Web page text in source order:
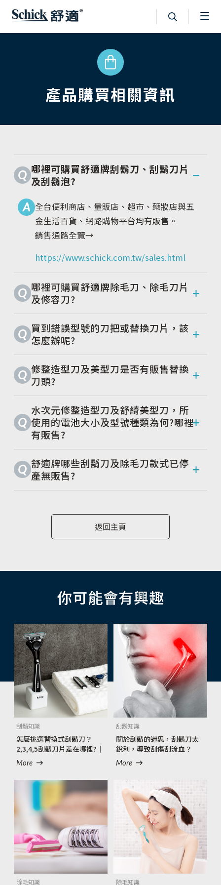
產品購買相關資訊
Q 哪裡可購買舒適牌刮鬍刀、刮鬍刀片
及刮鬍泡?
A 全台便利商店、量販店、超市、藥妝店與五
金生活百貨、網路購物平台均有販售。
銷售通路全覽→
https://www.schick.com.tw/sales.html
Q 哪裡可購買舒適牌除毛刀、除毛刀片
及修容刀?
Q 買到錯誤型號的刀把或替換刀片，該
怎麼辦呢?
Q 修整造型刀及美型刀是否有販售替換
刀頭?
Q
水次元修整造型刀及舒綺美型刀，所
使用的電池大小及型號種類為何?哪裡
有販售?
Q 舒適牌哪些刮鬍刀及除毛刀款式已停
產無販售?
返回主頁
你可能會有興趣
刮鬍知識
怎麼挑選替換式刮鬍刀？
2,3,4,5刮鬍刀片差在哪裡?｜
舒適牌台灣
More
刮鬍知識
關於刮鬍的迷思，刮鬍刀太
銳利，導致刮傷刮流血？
More
除毛知識 除毛知識